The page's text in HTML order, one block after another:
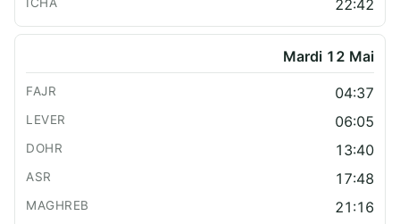
22:42
Mardi 12 Mai
04:37
06:05
13:40
17:48
21:16